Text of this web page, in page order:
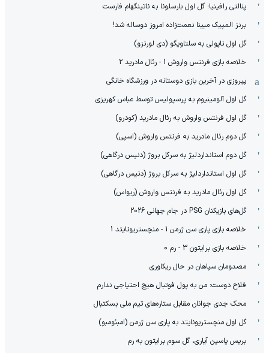
پنالتی رافینیا؛ گل اول بارسلونا به ناتینگهام فارست
برنز المپیک مبینا نعمت‌زاده امروز دوساله شد!
گل اول ناپولی به سلتاویگو (دی لورنزو)
خلاصه بازی فرنتس واروش 1 - رئال مادرید 2
پیروزی در آخرین بازی دوستانه در ورزشگاه خانگی
گل اول آلومینیوم به پرسپولیس توسط عباس کهریزی
گل اول فرنتس واروش به رئال مادرید (کودرو)
گل دوم رئال مادرید به فرنتس واروش (اسپی)
گل دوم استانداردلیژ به سرکل بروژ (دنیس درگاهی)
گل اول استانداردلیژ به سرکل بروژ (دنیس درگاهی)
گل اول رئال مادرید به فرنتس واروش (ریواس)
گل‌های بازیکنان PSG در جام جهانی 2026
خلاصه بازی پاری سن ژرمن 1 - منچستریونایتد 1
خلاصه بازی برایتون 3 - رم 0
مصدومان سپاهان در حال ریکاوری
فلاح دوست: من به پول فوتبال هیچ احتیاجی ندارم
محک جدی ‌جوانان مقابل ستاره‌های تیم ملی بسکتبال
گل اول منچستریونایتد به پاری سن ژرمن (امبئومبو)
بریس یاسین آیاری، گل سوم برایتون به رم